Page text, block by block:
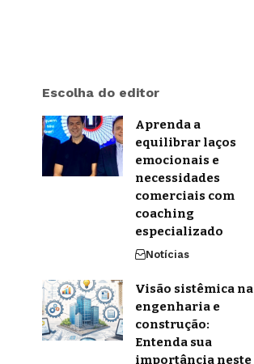
Escolha do editor
Aprenda a
equilibrar laços
emocionais e
necessidades
comerciais com
coaching
especializado
Notícias
Visão sistêmica na
engenharia e
construção:
Entenda sua
importância neste